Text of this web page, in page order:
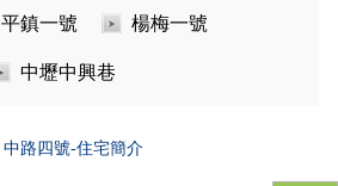
平鎮一號 楊梅一號
中壢中興巷
中路四號-住宅簡介